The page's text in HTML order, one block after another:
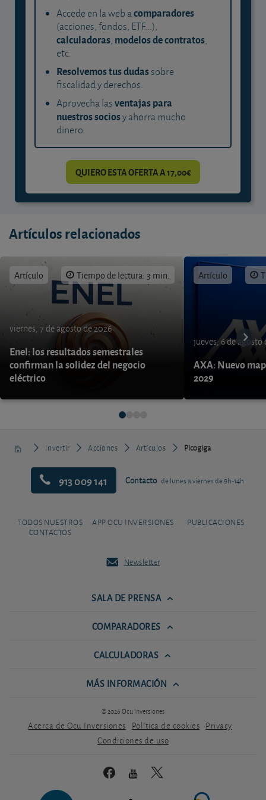
Accede en la web acomparadores
(acciones, fondos, ETF...),
calculadoras, modelos de contratos,
etc.
Resolvemos tus dudassobre
fiscalidad y derechos.
Aprovecha lasventajas para
nuestros sociosy ahorra mucho
dinero.
QUIERO ESTA OFERTA A 17,00€
Artículos relacionados
Artículo Tiempo de lectura: 3 min.
viernes, 7 de agosto de 2026
Enel: los resultados semestrales
confirman la solidez del negocio
eléctrico
Artículo
jueves, 6 de agosto
AXA: Nuevo
2029
Invertir Acciones Artículos Picogiga
913 009 141 Contacto de lunes a viernes de 9h-14h
TODOS NUESTROS
CONTACTOS
APP OCU INVERSIONES PUBLICACIONES
Newsletter
SALA DE PRENSA
COMPARADORES
CALCULADORAS
MÁS INFORMACIÓN
© 2026 Ocu Inversiones
Acerca de Ocu Inversiones Política de cookies Privacy
Condiciones de uso